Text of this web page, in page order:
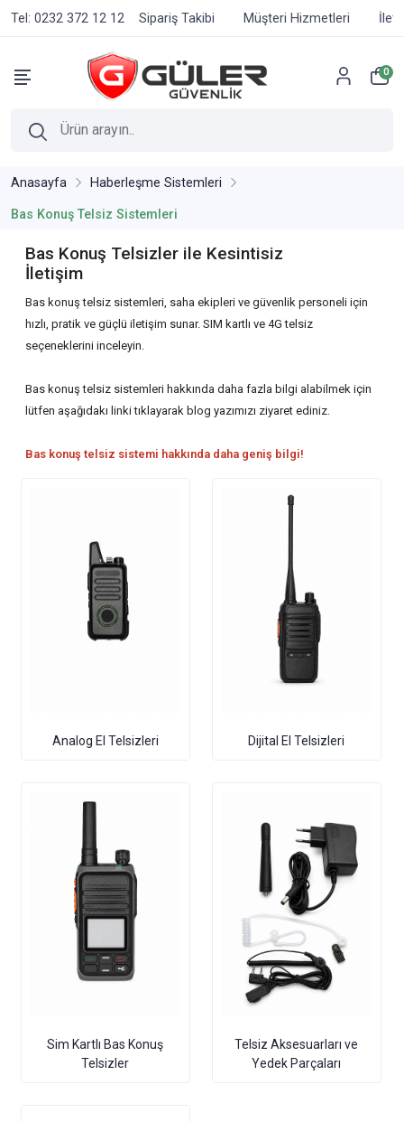
Tel: 0232 372 12 12 Sipariş Takibi Müşteri Hizmetleri
0
Anasayfa Haberleşme Sistemleri
Bas Konuş Telsiz Sistemleri
Bas Konuş Telsizler ile Kesintisiz
İletişim
Bas konuş telsiz sistemleri, saha ekipleri ve güvenlik personeli için
hızlı, pratik ve güçlü iletişim sunar. SIM kartlı ve 4G telsiz
seçeneklerini inceleyin.
Bas konuş telsiz sistemleri hakkında daha fazla bilgi alabilmek için
lütfen aşağıdakı linki tıklayarak blog yazımızı ziyaret ediniz.
Bas konuş telsiz sistemi hakkında daha geniş bilgi!
Analog El Telsizleri Dijital El Telsizleri
Sim Kartlı Bas Konuş
Telsizler
Telsiz Aksesuarları ve
Yedek Parçaları